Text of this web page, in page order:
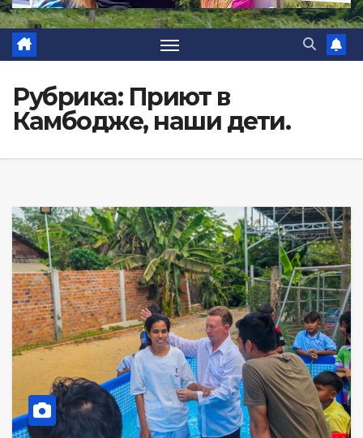
Рубрика: Приют в
Камбодже, наши дети.